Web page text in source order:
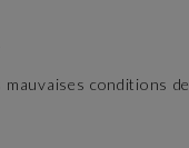
conditions de